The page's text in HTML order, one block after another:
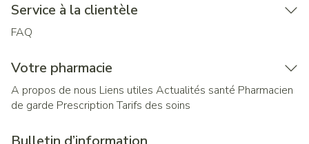
Service à la clientèle
FAQ
Votre pharmacie
A propos de nous Liens utiles Actualités santé Pharmacien
de garde Prescription Tarifs des soins